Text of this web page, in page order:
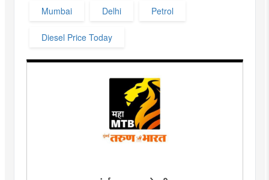
Mumbai Delhi Petrol
Diesel Price Today